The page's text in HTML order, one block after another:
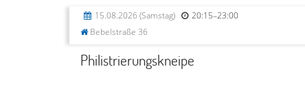
15.08.2026 (Samstag)
20:15–23:00
Bebelstraße 36
Philistrierungskneipe